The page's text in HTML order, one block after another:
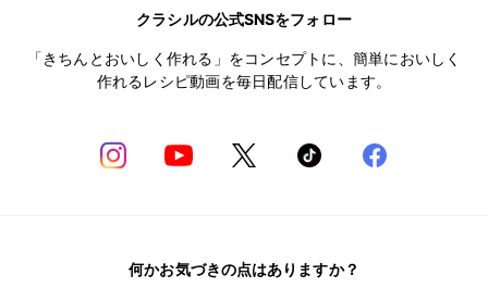
クラシルの公式SNSをフォロー
「きちんとおいしく作れる」をコンセプトに、簡単においしく
作れるレシピ動画を毎日配信しています。
何かお気づきの点はありますか？